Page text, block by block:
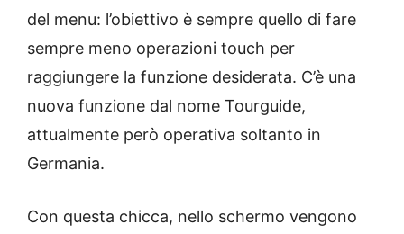
del menu: l’obiettivo è sempre quello di fare
sempre meno operazioni touch per
raggiungere la funzione desiderata. C’è una
nuova funzione dal nome Tourguide,
attualmente però operativa soltanto in
Germania.
Con questa chicca, nello schermo vengono